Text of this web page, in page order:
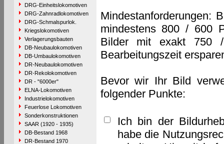
DRG-Einheitslokomotiven
DRG-Zahnradlokomotiven
DRG-Schmalspurlok.
Kriegslokomotiven
Verlagerungsbauten
DB-Neubaulokomotiven
DB-Umbaulokomotiven
DR-Neubaulokomotiven
DR-Rekolokomotiven
DR - "6000er"
ELNA-Lokomotiven
Industrielokomotiven
Feuerlose Lokomotiven
Sonderkonstruktionen
SAAR (1920 - 1935)
DB-Bestand 1968
DR-Bestand 1970
Mindestanforderungen:
mindestens 800 / 600
Bilder mit exakt 750
Bearbeitungszeit
Bevor wir Ihr Bild
folgender Punkte:
Ich bin der
habe die